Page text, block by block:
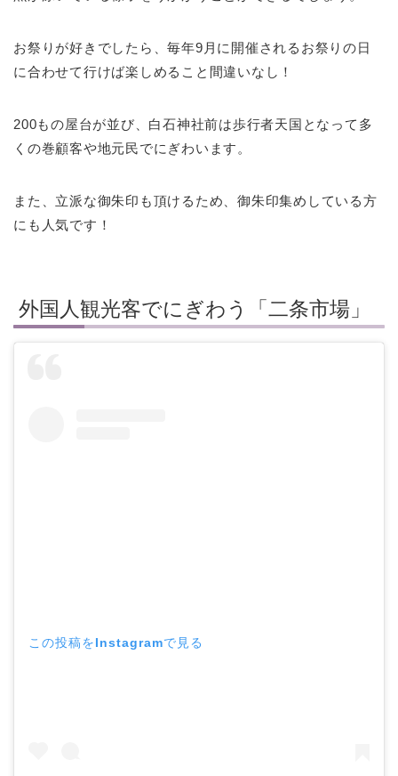
お祭りが好きでしたら、毎年9月に開催されるお祭りの日
に合わせて行けば楽しめること間違いなし！
200もの屋台が並び、白石神社前は歩行者天国となって多
くの巻顧客や地元民でにぎわいます。
また、立派な御朱印も頂けるため、御朱印集めしている方
にも人気です！
外国人観光客でにぎわう「二条市場」
この投稿をInstagramで見る